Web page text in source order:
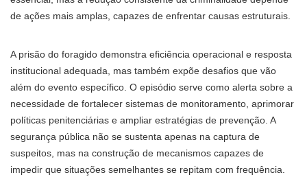
de ações mais amplas, capazes de enfrentar causas estruturais.
A prisão do foragido demonstra eficiência operacional e resposta
institucional adequada, mas também expõe desafios que vão
além do evento específico. O episódio serve como alerta sobre a
necessidade de fortalecer sistemas de monitoramento, aprimorar
políticas penitenciárias e ampliar estratégias de prevenção. A
segurança pública não se sustenta apenas na captura de
suspeitos, mas na construção de mecanismos capazes de
impedir que situações semelhantes se repitam com frequência.